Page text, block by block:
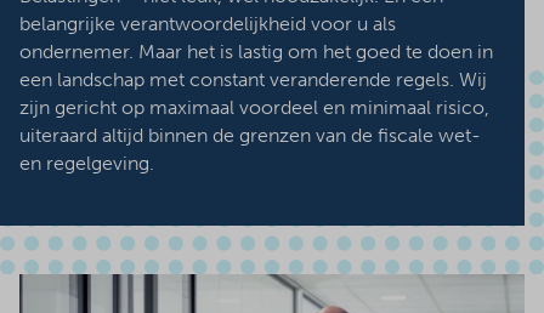
belangrijke verantwoordelijkheid voor u als
ondernemer. Maar het is lastig om het goed te doen in
een landschap met constant veranderende regels. Wij
zijn gericht op maximaal voordeel en minimaal risico,
uiteraard altijd binnen de grenzen van de fiscale wet-
en regelgeving.